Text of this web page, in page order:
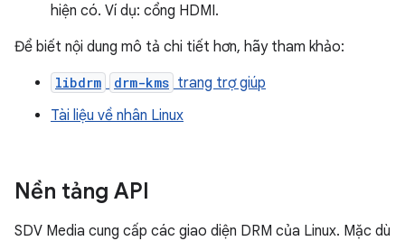
hiện có. Ví dụ: cổng HDMI.
Để biết nội dung mô tả chi tiết hơn, hãy tham khảo:
libdrm drm-kms trang trợ giúp
Tài liệu về nhân Linux
Nền tảng API
SDV Media cung cấp các giao diện DRM của Linux. Mặc dù